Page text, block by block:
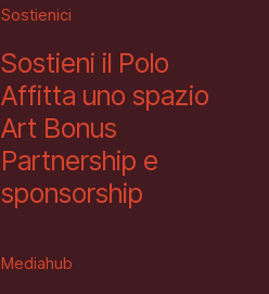
Sostienici
Sostieni il Polo
Affitta uno spazio
Art Bonus
Partnership e
sponsorship
Mediahub